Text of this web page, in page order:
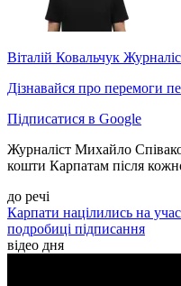
Віталій Ковальчук
Дізнавайся про перемоги
Підписатися в Google
Журналіст Михайло
кошти Карпатам після
до речі
Карпати націлились на
подробиці підписання
відео дня